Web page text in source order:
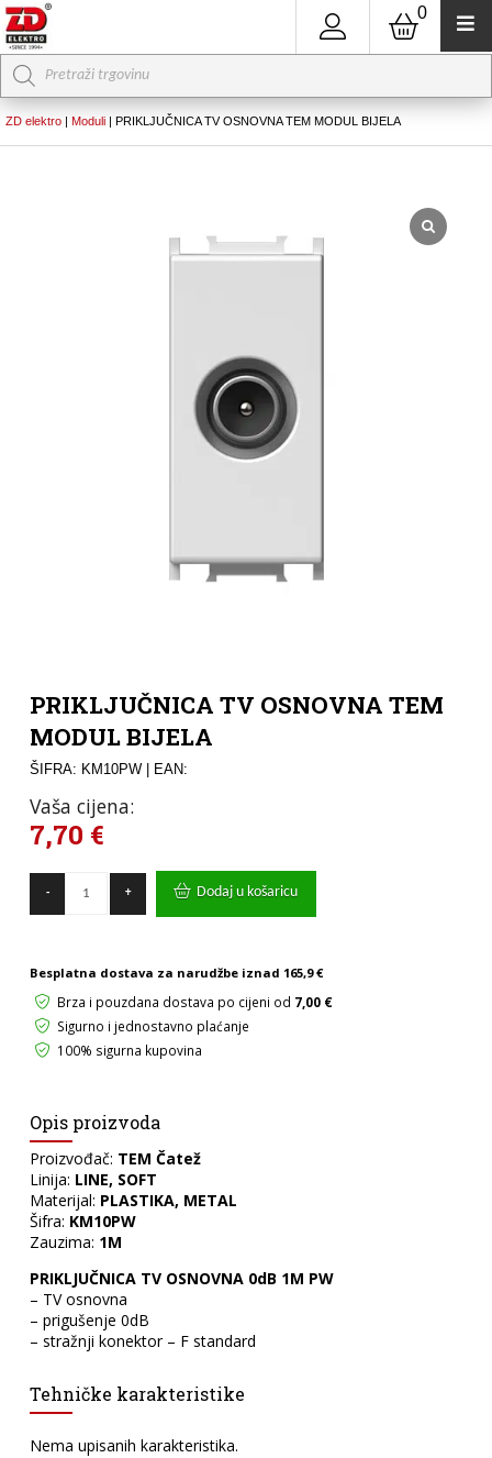
0
Products
search
ZD elektro | Moduli | PRIKLJUČNICA TV OSNOVNA TEM MODUL BIJELA
PRIKLJUČNICA TV OSNOVNA TEM
MODUL BIJELA
ŠIFRA: KM10PW| EAN:
Vaša cijena:
7,70 €
-
OSNOVNA
BIJELA
+ Dodaj u košaricu
Besplatna dostava za narudžbe iznad 165,9 €
Brza i pouzdana dostava po cijeni od 7,00 €
Sigurno i jednostavno plaćanje
100% sigurna kupovina
Opis proizvoda
Proizvođač: TEM Čatež
Linija: LINE, SOFT
Materijal: PLASTIKA, METAL
Šifra: KM10PW
Zauzima: 1M
PRIKLJUČNICA TV OSNOVNA 0dB 1M PW
– TV osnovna
– prigušenje 0dB
– stražnji konektor – F standard
Tehničke karakteristike
Nema upisanih karakteristika.